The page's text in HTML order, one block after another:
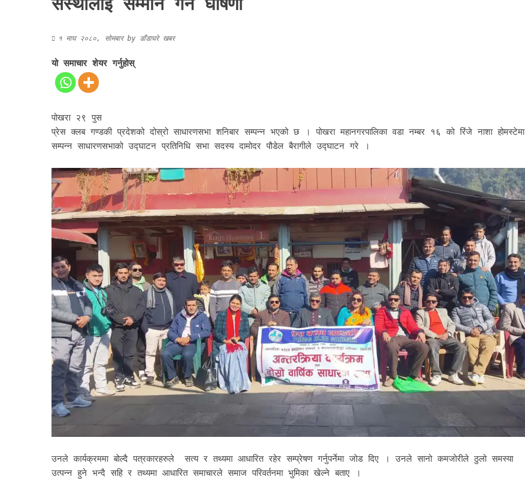
१ माघ २०८०, सोमबारby डाँडाघरे खबर
यो समाचार शेयर गर्नुहोस्
पोखरा २९ पुस
प्रेस क्लब गण्डकी प्रदेशको दोस्रो साधारणसभा शनिबार सम्पन्न भएको छ । पोखरा महानगरपालिका वडा नम्बर १६ को रिंजे नाशा होमस्टेमा
सम्पन्न साधारणसभाको उद्घाटन प्रतिनिधि सभा सदस्य दामोदर पौडेल बैरागीले उद्घाटन गरे ।
उनले कार्यक्रममा बोल्दै पत्रकारहरुले सत्य र तथ्यमा आधारित रहेर सम्प्रेषण गर्नुपर्नेमा जोड दिए । उनले सानो कमजोरीले ठुलो समस्या
उत्पन्न हुने भन्दै सहि र तथ्यमा आधारित समाचारले समाज परिवर्तनमा भुमिका खेल्ने बताए ।